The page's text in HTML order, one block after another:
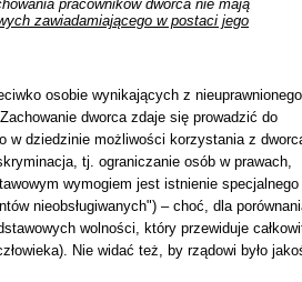
pracowników dworca nie mają
zawiadamiającego w postaci jego
osobie wynikających z nieuprawnionego
dworca zdaje się prowadzić do
w dziedzinie możliwości korzystania z
tj. ograniczanie osób w prawach,
wymogiem jest istnienie specjalnego
nieobsługiwanych") – choć, dla
wolności, który przewiduje
Nie widać też, by rządowi było